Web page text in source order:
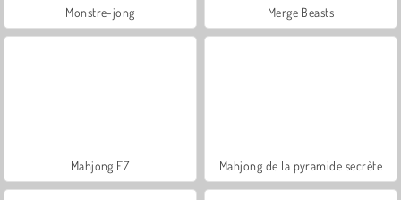
Monstre-jong Merge Beasts
Mahjong EZ Mahjong de la pyramide secrète